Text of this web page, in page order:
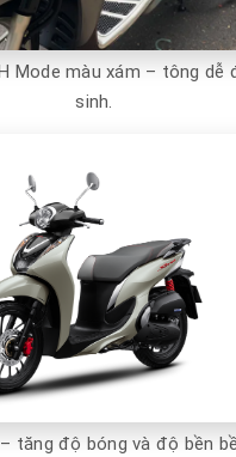
Mode màu xám – tông dễ
sinh.
tăng độ bóng và độ bền